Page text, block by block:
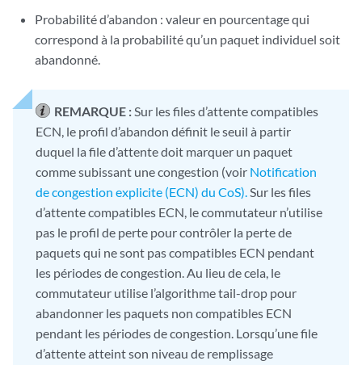
Probabilité d’abandon : valeur en pourcentage qui
correspond à la probabilité qu’un paquet individuel soit
abandonné.
REMARQUE :Sur les files d’attente compatibles
ECN, le profil d’abandon définit le seuil à partir
duquel la file d’attente doit marquer un paquet
comme subissant une congestion (voir Notification
de congestion explicite (ECN) du CoS).Sur les files
d’attente compatibles ECN, le commutateur n’utilise
pas le profil de perte pour contrôler la perte de
paquets qui ne sont pas compatibles ECN pendant
les périodes de congestion. Au lieu de cela, le
commutateur utilise l’algorithme tail-drop pour
abandonner les paquets non compatibles ECN
pendant les périodes de congestion. Lorsqu’une file
d’attente atteint son niveau de remplissage